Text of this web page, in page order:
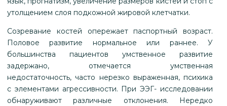
утолщением слоя подкожной жировой клетчатки.
Созревание костей опережает паспортный возраст.
Половое развитие нормальное или раннее. У
большинства пациентов умственное развитие
задержано, отмечается умственная
недостаточность, часто нерезко выраженная, психика
с элементами агрессивности. При ЭЭГ- исследовании
обнаруживают различные отклонения. Нередко